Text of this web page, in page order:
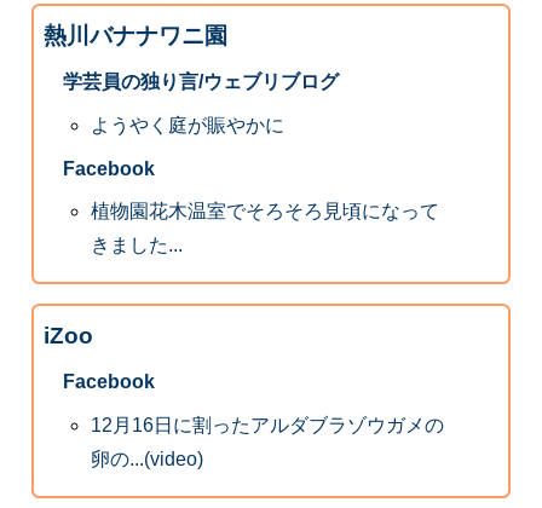
熱川バナナワニ園
学芸員の独り言/ウェブリブログ
ようやく庭が賑やかに
Facebook
植物園花木温室でそろそろ見頃になって
きました...
iZoo
Facebook
12月16日に割ったアルダブラゾウガメの
卵の...(video)